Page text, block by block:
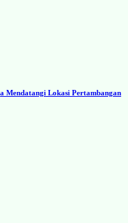
Mendatangi Lokasi Pertambangan